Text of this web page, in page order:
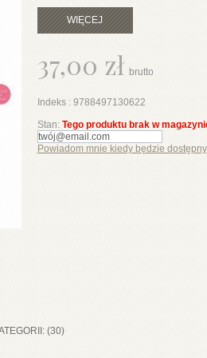
WIĘCEJ
37,00 zł brutto
Indeks : 9788497130622
Stan: Tego produktu brak w
Powiadom mnie kiedy będzie dostępny
(30)